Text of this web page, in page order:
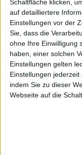
Schaltfläche klicken,
auf detailliertere
Einstellungen vor der
Sie, dass die
ohne Ihre Einwilligung
haben, einer solchen
Einstellungen gelten
Einstellungen
indem Sie zu dieser
Webseite auf die
Dieser Chart zeigt den
Linienform. Wenn Sie
sind, wechseln Sie